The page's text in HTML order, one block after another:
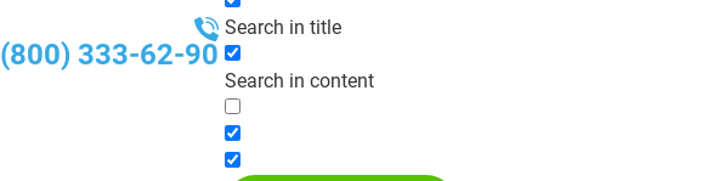
333-62-90
Search in title
Search in content